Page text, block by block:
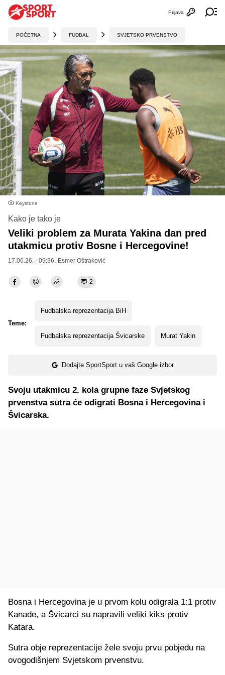
Otvori
Prijava
POČETNA FUDBAL SVJETSKO PRVENSTVO
Keystone
Kako je tako je
Veliki problem za Murata Yakina dan pred
utakmicu protiv Bosne i Hercegovine!
17.06.26. - 09:36, Esmer Oštraković
2
Teme:
Fudbalska reprezentacija BiH
Fudbalska reprezentacija Švicarske Murat Yakin
Dodajte SportSport u vaš Google izbor
Svoju utakmicu 2. kola grupne faze Svjetskog
prvenstva sutra će odigrati Bosna i Hercegovina i
Švicarska.
Bosna i Hercegovina je u prvom kolu odigrala 1:1 protiv
Kanade, a Švicarci su napravili veliki kiks protiv
Katara.
Sutra obje reprezentacije žele svoju prvu pobjedu na
ovogodišnjem Svjetskom prvenstvu.